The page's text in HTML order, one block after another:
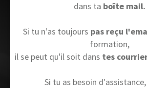
dans ta boîte mail.
Si tu n'as toujours pas reçu
formation,
il se peut qu'il soit dans tes
Si tu as besoin